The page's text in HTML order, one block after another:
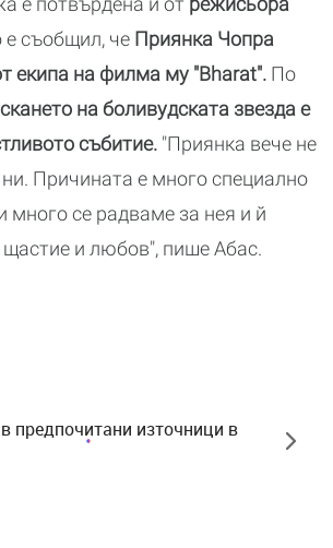
е съобщил, че Приянка Чопра
екипа на филма му "Bharat". По
на боливудската звезда е
събитие. "Приянка вече не
ни. Причината е много специално
много се радваме за нея и й
и любов", пише Абас.
предпочитани източници в